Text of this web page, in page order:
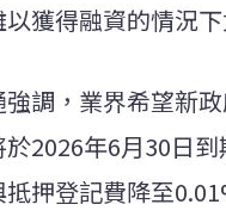
獲得融資的情況下
強調，業界希望新
於2026年6月30日
抵押登記費降至